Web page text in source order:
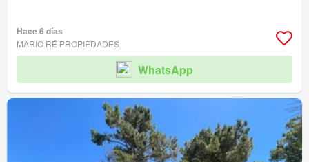
Hace 6 días
MARIO RÉ PROPIEDADES
WhatsApp